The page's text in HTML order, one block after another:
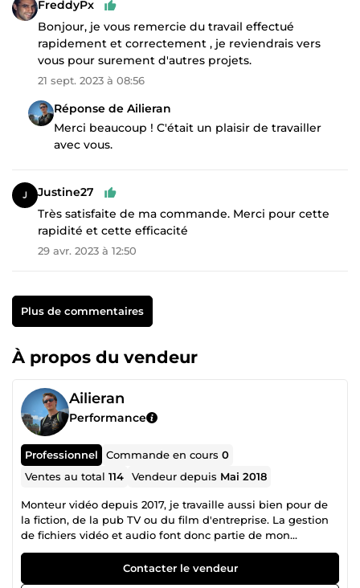
FreddyPx
Bonjour, je vous remercie du travail effectué
rapidement et correctement , je reviendrais vers
vous pour surement d'autres projets.
21 sept. 2023 à 08:56
Réponse de Ailieran
Merci beaucoup ! C'était un plaisir de travailler
avec vous.
Justine27
Très satisfaite de ma commande. Merci pour cette
rapidité et cette efficacité
29 avr. 2023 à 12:50
Plus de commentaires
À propos du vendeur
Ailieran
Performance
Professionnel Commande en cours0
Ventes au total114 Vendeur depuis Mai 2018
Monteur vidéo depuis 2017, je travaille aussi bien pour de
la fiction, de la pub TV ou du film d'entreprise. La gestion
de fichiers vidéo et audio font donc partie de mon
quotidien, que ce soit du transcodage à destination de la
post-production ou de la diffusion en salle ou à la télé.
C'est pourquoi je met à votre disposition mes
Contacter le vendeur